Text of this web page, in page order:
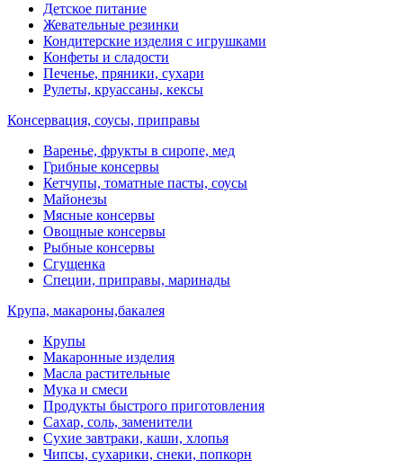
Детское питание
Жевательные резинки
Кондитерские изделия с игрушками
Конфеты и сладости
Печенье, пряники, сухари
Рулеты, круассаны, кексы
Консервация, соусы, приправы
Варенье, фрукты в сиропе, мед
Грибные консервы
Кетчупы, томатные пасты, соусы
Майонезы
Мясные консервы
Овощные консервы
Рыбные консервы
Сгущенка
Специи, приправы, маринады
Крупа, макароны,бакалея
Крупы
Макаронные изделия
Масла растительные
Мука и смеси
Продукты быстрого приготовления
Сахар, соль, заменители
Сухие завтраки, каши, хлопья
Чипсы, сухарики, снеки, попкорн